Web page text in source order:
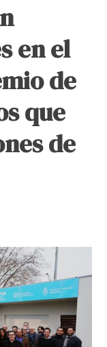
en el
de
que
de